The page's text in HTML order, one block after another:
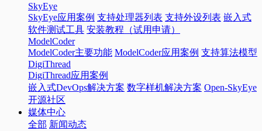
SkyEye
SkyEye应用案例 支持处理器列表 支持外设列表 嵌入式
软件测试工具 安装教程（试用申请）
ModelCoder
ModelCoder主要功能 ModelCoder应用案例 支持算法模型
DigiThread
DigiThread应用案例
嵌入式DevOps解决方案 数字样机解决方案 Open-SkyEye
开源社区
媒体中心
全部 新闻动态